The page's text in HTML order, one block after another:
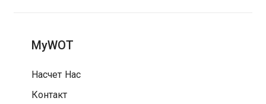
MyWOT
Насчет Нас
Контакт